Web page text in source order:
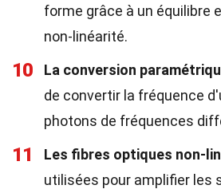
forme grâce à un équilibre
non-linéarité.
10 La conversion
de convertir la fréquence
photons de fréquences
11 Les fibres optiques non-
utilisées pour amplifier les